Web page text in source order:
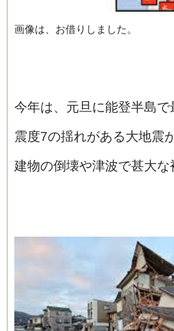
画像は、お借りしました。
今年は、元旦に能登半島で
震度7の揺れがある大地震
建物の倒壊や津波で甚大な